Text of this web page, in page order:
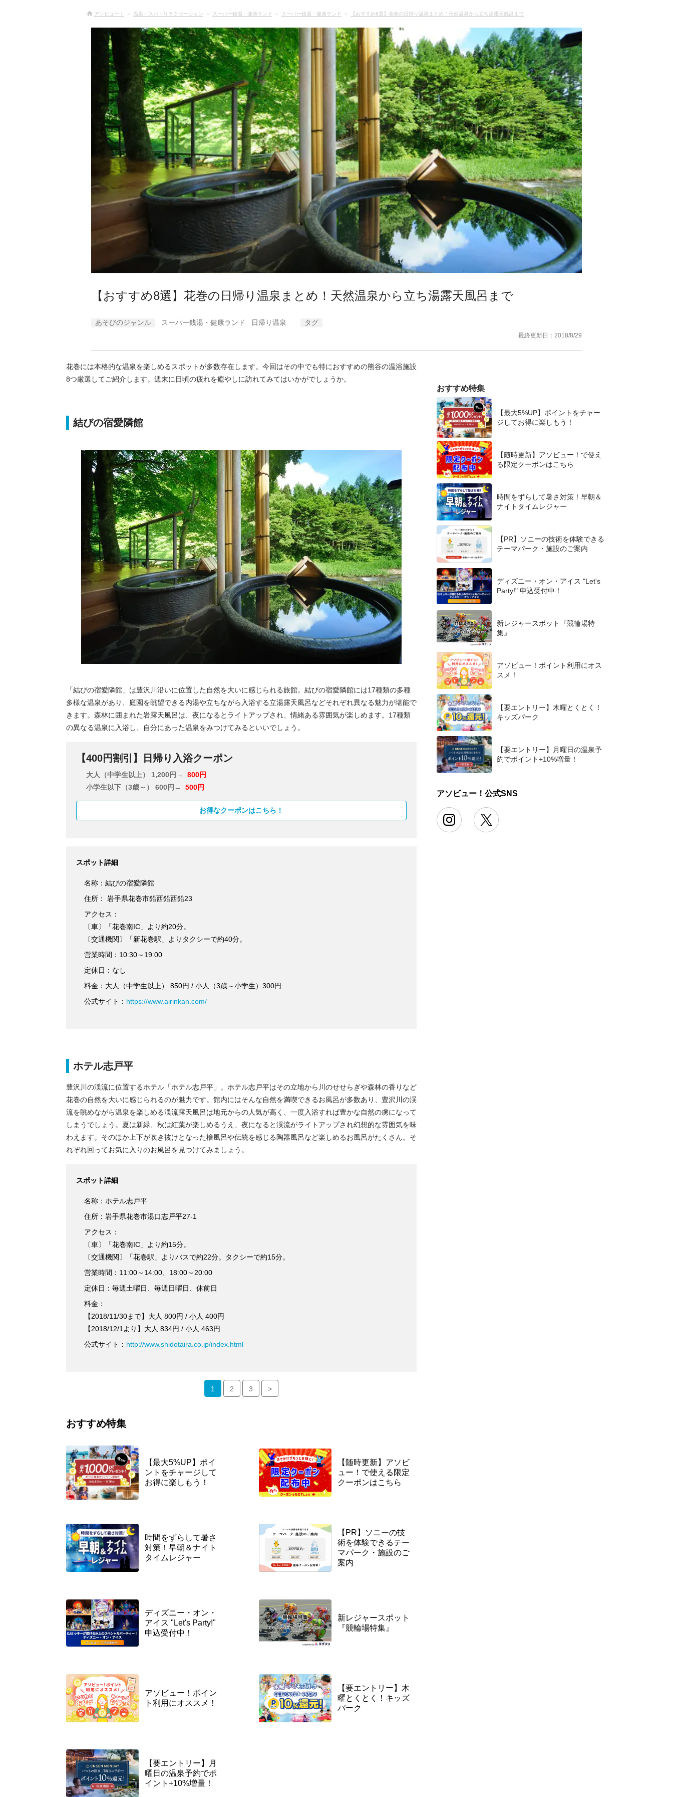
アソビュー！ 温泉・スパ・リラクゼーション スーパー銭湯・健康ランド スーパー銭湯・健康ランド 【おすすめ8選】花巻の日帰り温泉まとめ！天然温泉から立ち湯露天風呂まで
【おすすめ8選】花巻の日帰り温泉まとめ！天然温泉から立ち湯露天風呂まで
あそびのジャンル スーパー銭湯・健康ランド 日帰り温泉 タグ
最終更新日： 2018/8/29
花巻には本格的な温泉を楽しめるスポットが多数存在します。今回はその中でも特におすすめの熊谷の温浴施設
8つ厳選してご紹介します。週末に日頃の疲れを癒やしに訪れてみてはいかがでしょうか。
結びの宿愛隣館
「結びの宿愛隣館」は豊沢川沿いに位置した自然を大いに感じられる旅館。結びの宿愛隣館には17種類の多種
多様な温泉があり、庭園を眺望できる内湯や立ちながら入浴する立湯露天風呂などそれぞれ異なる魅力が堪能で
きます。森林に囲まれた岩露天風呂は、夜になるとライトアップされ、情緒ある雰囲気が楽しめます。17種類
の異なる温泉に入浴し、自分にあった温泉をみつけてみるといいでしょう。
【400円割引】日帰り入浴クーポン
大人（中学生以上） 1,200円→
800円
小学生以下（3歳～）
600円→ 500円
お得なクーポンはこちら！
スポット詳細
名称：結びの宿愛隣館
住所： 岩手県花巻市鉛西鉛西鉛23
アクセス：
〔車〕「花巻南IC」より約20分。
〔交通機関〕「新花巻駅」よりタクシーで約40分。
営業時間：10:30～19:00
定休日：なし
料金：大人（中学生以上） 850円 / 小人（3歳～小学生）300円
公式サイト： https://www.airinkan.com/
ホテル志戸平
豊沢川の渓流に位置するホテル「ホテル志戸平」。ホテル志戸平はその立地から川のせせらぎや森林の香りなど
花巻の自然を大いに感じられるのが魅力です。館内にはそんな自然を満喫できるお風呂が多数あり、豊沢川の渓
流を眺めながら温泉を楽しめる渓流露天風呂は地元からの人気が高く、一度入浴すれば豊かな自然の虜になって
しまうでしょう。夏は新緑、秋は紅葉が楽しめるうえ、夜になると渓流がライトアップされ幻想的な雰囲気を味
わえます。そのほか上下が吹き抜けとなった檜風呂や伝統を感じる陶器風呂など楽しめるお風呂がたくさん。そ
れぞれ回ってお気に入りのお風呂を見つけてみましょう。
スポット詳細
名称：ホテル志戸平
住所：岩手県花巻市湯口志戸平27-1
アクセス：
〔車〕「花巻南IC」より約15分。
〔交通機関〕「花巻駅」よりバスで約22分。タクシーで約15分。
営業時間：11:00～14:00、18:00～20:00
定休日：毎週土曜日、毎週日曜日、休前日
料金：
【2018/11/30まで】大人 800円 / 小人 400円
【2018/12/1より】大人 834円 / 小人 463円
公式サイト： http://www.shidotaira.co.jp/index.html
1 2 3 >
おすすめ特集
【最大5%UP】ポイ
ントをチャージして
お得に楽しもう！
【随時更新】アソビ
ュー！で使える限定
クーポンはこちら
時間をずらして暑さ
対策！早朝＆ナイト
タイムレジャー
【PR】ソニーの技
術を体験できるテー
マパーク・施設のご
案内
ディズニー・オン・
アイス "Let's Party!"
申込受付中！
新レジャースポット
『競輪場特集』
アソビュー！ポイン
ト利用にオススメ！
【要エントリー】木
曜とくとく！キッズ
パーク
【要エントリー】月
曜日の温泉予約でポ
イント+10%増量！
おすすめ特集
【最大5%UP】ポイントをチャー
ジしてお得に楽しもう！
【随時更新】アソビュー！で使え
る限定クーポンはこちら
時間をずらして暑さ対策！早朝＆
ナイトタイムレジャー
【PR】ソニーの技術を体験できる
テーマパーク・施設のご案内
ディズニー・オン・アイス "Let's
Party!" 申込受付中！
新レジャースポット『競輪場特
集』
アソビュー！ポイント利用にオス
スメ！
【要エントリー】木曜とくとく！
キッズパーク
【要エントリー】月曜日の温泉予
約でポイント+10%増量！
アソビュー！公式SNS